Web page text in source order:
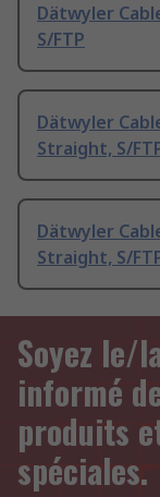
Dätwyler
S/FTP
Dätwyler
Straight, S/
Dätwyler
Straight, S/
Soyez le/
informé
produits
spéciales.